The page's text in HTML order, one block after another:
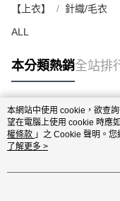
【上衣】 針織/毛衣
ALL
本分類熱銷全站排
熱門標籤
本網站中使用 cookie，欲查
望在電腦上使用 cookie 時應
權條款 」之 Cookie 聲明。
用條款之 Cookie 聲明使用
了解更多 >